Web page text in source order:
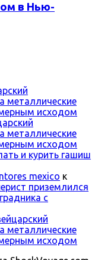
в Нью-
металлические
исходом
металлические
исходом
и курить гашиш
mexico к
приземлился
с
металлические
исходом